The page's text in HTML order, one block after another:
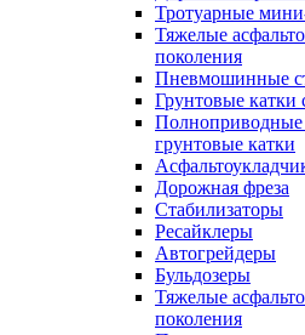
Тротуарные
Тяжелые
поколения
Пневмошинные
Грунтовые катки
Полноприводные
грунтовые катки
Дорожная фреза
Стабилизаторы
Ресайклеры
Автогрейдеры
Бульдозеры
Тяжелые
поколения